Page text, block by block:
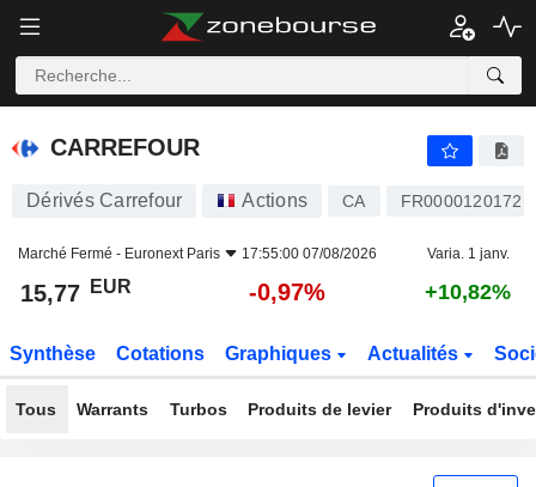
CARREFOUR
CARREFOUR
Dérivés Carrefour Actions CA FR0000120172
Marché Fermé - Euronext Paris 17:55:00 07/08/2026 Varia. 1 janv.
15,77 EUR -0,97% +10,82%
Synthèse Cotations Graphiques Actualités
Tous Warrants Turbos Produits de levier Produits